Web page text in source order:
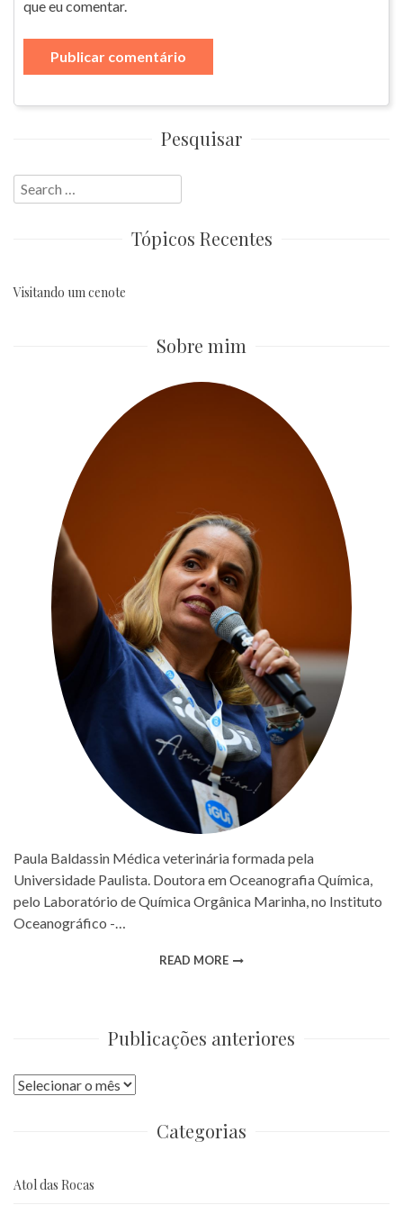
que eu comentar.
Pesquisar
Search
for:
Tópicos Recentes
Visitando um cenote
Sobre mim
Paula Baldassin Médica veterinária formada pela
Universidade Paulista. Doutora em Oceanografia Química,
pelo Laboratório de Química Orgânica Marinha, no Instituto
Oceanográfico -…
READ MORE
Publicações anteriores
Publicações
Categorias
Atol das Rocas